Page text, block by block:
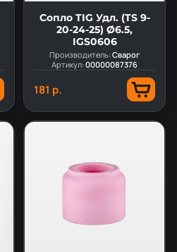
Сопло TIG Удл. (TS 9-
20-24-25) Ø6.5,
IGS0606
Производитель:Сварог
Артикул:00000087376
181 р.